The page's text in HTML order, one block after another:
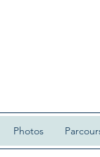
Photos